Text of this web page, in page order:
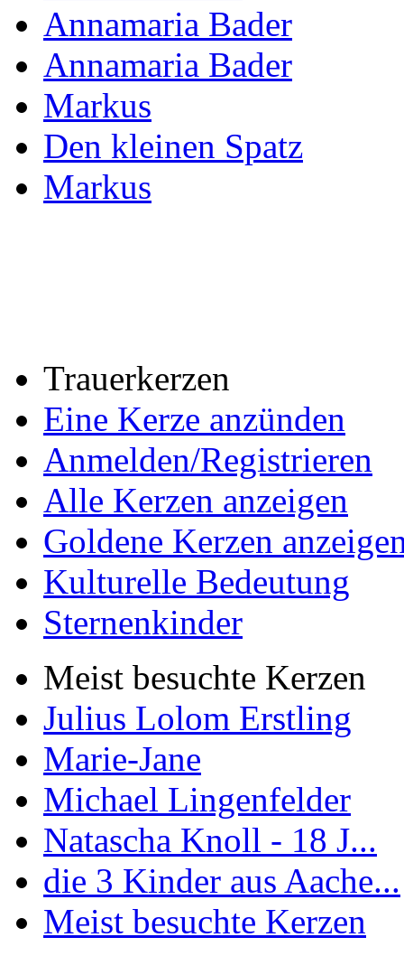
Annamaria Bader
Annamaria Bader
Markus
Den kleinen Spatz
Markus
Trauerkerzen
Eine Kerze anzünden
Anmelden/Registrieren
Alle Kerzen anzeigen
Goldene Kerzen
Kulturelle Bedeutung
Sternenkinder
Meist besuchte Kerzen
Julius Lolom Erstling
Marie-Jane
Michael Lingenfelder
Natascha Knoll - 18 J...
die 3 Kinder aus Aache...
Meist besuchte Kerzen